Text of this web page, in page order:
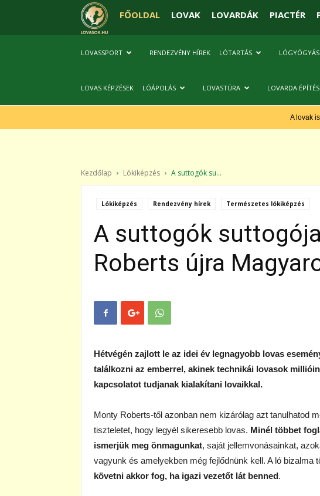
FŐOLDAL LOVAK LOVARDÁK PIACTÉR
LOVASSPORT RENDEZVÉNY HÍREK LÓTARTÁS
LOVAS KÉPZÉSEK LÓÁPOLÁS LOVASTÚRA LOVARDA ÉPÍTÉS
A lovak
Kezdőlap Lókiképzés A suttogók su...
Lókiképzés Rendezvény hírek Természetes lókiképzés
A suttogók
Roberts újra
Hétvégén zajlott le az idei év legnagyobb lovas
találkozni az emberrel, akinek technikái lovasok
kapcsolatot tudjanak kialakítani lovaikkal.
Monty Roberts-től azonban nem kizárólag azt tanulhatod
tiszteletet, hogy legyél sikeresebb lovas. Minél többet
ismerjük meg önmagunkat, saját jellemvonásainkat,
vagyunk és amelyekben még fejlődnünk kell. A ló bizalma
követni akkor fog, ha igazi vezetőt lát benned.